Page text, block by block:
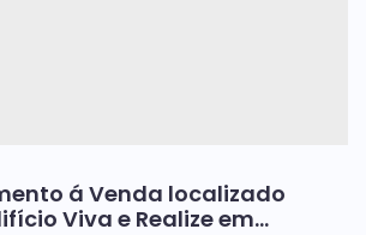
á Venda localizado
Viva e Realize em